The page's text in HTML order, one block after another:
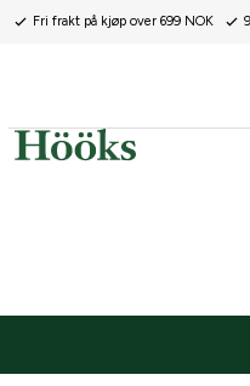
Fri frakt på kjøp over 699 NOK